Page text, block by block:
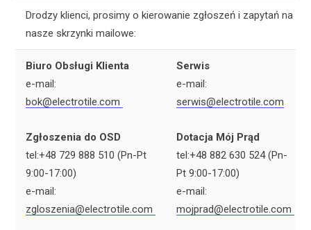
Drodzy klienci, prosimy o kierowanie zgłoszeń i zapytań na
nasze skrzynki mailowe:
Biuro Obsługi Klienta
e-mail:
bok@electrotile.com
Zgłoszenia do OSD
tel:+48 729 888 510 (Pn-Pt
9:00-17:00)
e-mail:
zgloszenia@electrotile.com
Serwis
e-mail:
serwis@electrotile.com
Dotacja Mój Prąd
tel:+48 882 630 524 (Pn-
Pt 9:00-17:00)
e-mail:
mojprad@electrotile.com